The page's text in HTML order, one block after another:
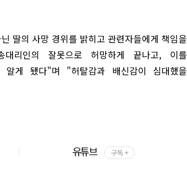
딸의 사망 경위를 밝히고 관련자들에게 책임을
리인의 잘못으로 허망하게 끝나고, 이를
알게 됐다"며 "허탈감과 배신감이 심대했을
유튜브 구독 +